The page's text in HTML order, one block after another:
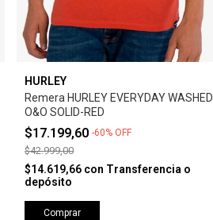
HURLEY
Remera HURLEY EVERYDAY WASHED
O&O SOLID-RED
$17.199,60-60% OFF
$42.999,00
$14.619,66 con Transferencia o
depósito
Comprar